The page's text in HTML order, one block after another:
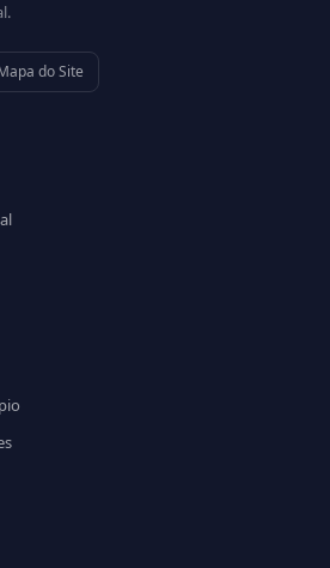
do Site